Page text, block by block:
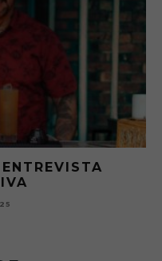
— CHARLES
NO BOTECO